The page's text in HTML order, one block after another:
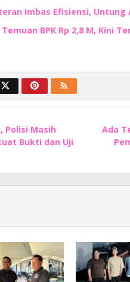
Imbas Efisiensi, Untung
BPK Rp 2,8 M, Kini
Polisi Masih
Bukti dan Uji
Ada